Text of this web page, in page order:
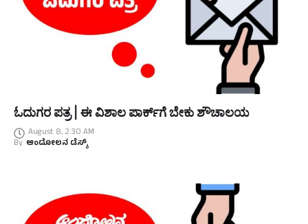
ಓದುಗರ ಪತ್ರ | ಈ ವಿಶಾಲ ಪಾರ್ಕ್‌ಗೆ ಬೇಕು ಶೌಚಾಲಯ
August 8, 2:30 AM
By ಆಂದೋಲನ ಡೆಸ್ಕ್